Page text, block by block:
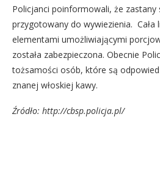
Policjanci poinformowali, że zastany
przygotowany do wywiezienia. Cała
elementami umożliwiającymi
została zabezpieczona. Obecnie
tożsamości osób, które są
znanej włoskiej kawy.
Źródło: http://cbsp.policja.pl/